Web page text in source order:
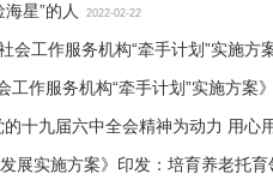
星”的人
2022-02-22
会工作服务机构“牵手计划”实施方
工作服务机构“牵手计划”实施方案
十九届六中全会精神为动力 用心
展实施方案》印发：培育养老托